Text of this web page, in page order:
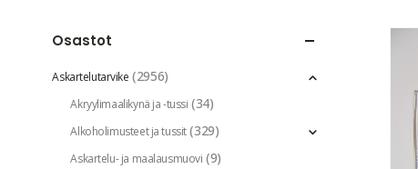
Osastot
Askartelutarvike (2956)
Akryylimaalikynä ja -tussi (34)
Alkoholimusteet ja tussit (329)
Askartelu- ja maalausmuovi (9)